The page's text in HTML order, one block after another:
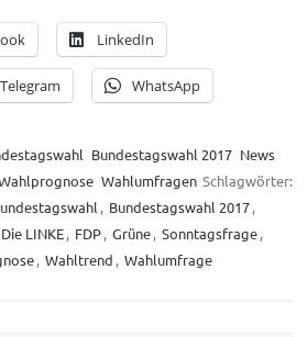
LinkedIn
Telegram WhatsApp
Bundestagswahl 2017 News
Wahlumfragen Schlagwörter:
, Bundestagswahl 2017,
Die LINKE, FDP, Grüne, Sonntagsfrage,
, Wahltrend , Wahlumfrage